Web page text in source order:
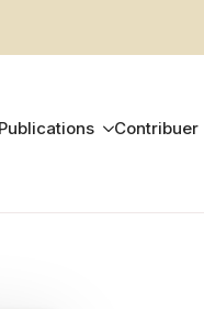
Publications Contribuer